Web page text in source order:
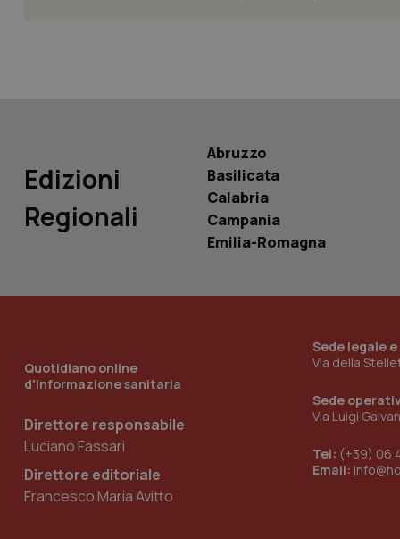
Edizioni
Regionali
Abruzzo
Basilicata
Calabria
Campania
Emilia-Romagna
Quotidiano online
d'informazione sanitaria
Direttore responsabile
Luciano Fassari
Direttore editoriale
Francesco Maria Avitto
Sede legale
Via della
Sede
Via Luigi
Tel: (+39) 06
Email:
ROLLOUT_TOKEN
named-enable